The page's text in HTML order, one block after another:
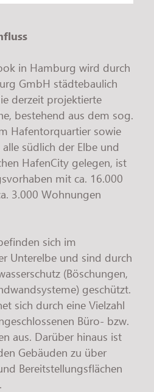
in Hamburg wird durch
GmbH städtebaulich
derzeit projektierte
bestehend aus dem sog.
Hafentorquartier sowie
südlich der Elbe und
HafenCity gelegen, ist
mit ca. 16.000
3.000 Wohnungen
sich im
Unterelbe und sind durch
(Böschungen,
geschützt.
sich durch eine Vielzahl
Büro- bzw.
aus. Darüber hinaus ist
Gebäuden zu über
Bereitstellungsflächen